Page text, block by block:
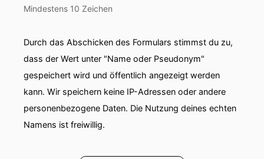
Mindestens 10 Zeichen
Durch das Abschicken des Formulars stimmst du zu,
dass der Wert unter "Name oder Pseudonym"
gespeichert wird und öffentlich angezeigt werden
kann. Wir speichern keine IP-Adressen oder andere
personenbezogene Daten. Die Nutzung deines echten
Namens ist freiwillig.